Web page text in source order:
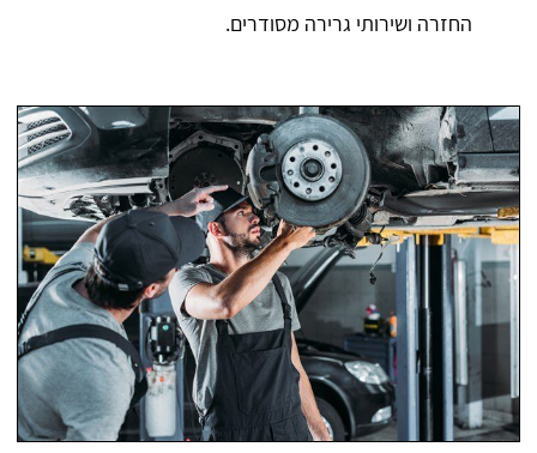
החזרה ושירותי גרירה מסודרים.